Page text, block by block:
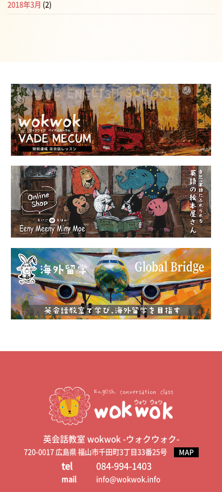
2018年3月 (2)
英会話教室 wokwok -ウォクウォク-
720-0017 広島県 福山市千田町3丁目33番25号 MAP
tel 084-994-1403
mail info@wokwok.info